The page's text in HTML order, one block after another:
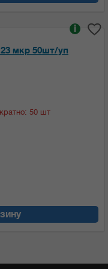
мкр 50шт/уп
i
50 шт